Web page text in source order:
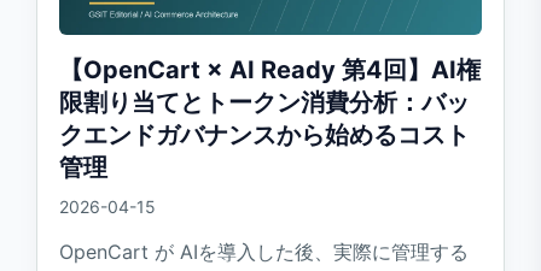
【OpenCart × AI Ready 第4回】AI権
限割り当てとトークン消費分析：バッ
クエンドガバナンスから始めるコスト
管理
2026-04-15
OpenCart が AIを導入した後、実際に管理する